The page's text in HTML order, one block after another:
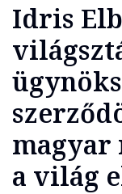
Vagy
Üzlet
Idris
a világ